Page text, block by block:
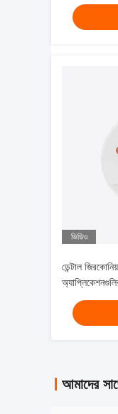
ভিডিও
ডেন্টাল
এবং সিনট্রেটিং
আমাদের